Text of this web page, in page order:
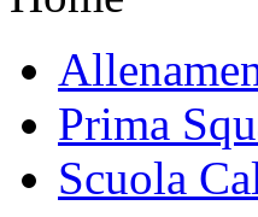
Prima
Scuola